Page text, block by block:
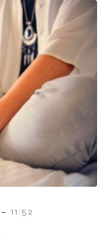
- 11:52